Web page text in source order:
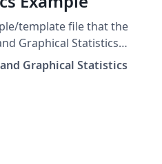
template file that the
Graphical Statistics
Graphical Statistics